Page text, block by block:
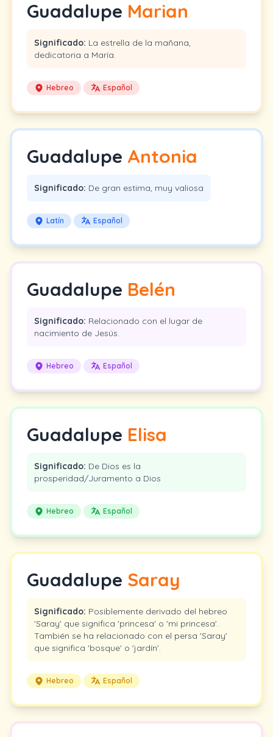
Guadalupe Marian
Significado: La estrella de la mañana,
dedicatoria a María.
Hebreo Español
Guadalupe Antonia
Significado: De gran estima, muy valiosa
Latín Español
Guadalupe Belén
Significado: Relacionado con el lugar de
nacimiento de Jesús.
Hebreo Español
Guadalupe Elisa
Significado: De Dios es la
prosperidad/Juramento a Dios
Hebreo Español
Guadalupe Saray
Significado: Posiblemente derivado del hebreo
'Saray' que significa 'princesa' o 'mi princesa'.
También se ha relacionado con el persa 'Saray'
que significa 'bosque' o 'jardín'.
Hebreo Español